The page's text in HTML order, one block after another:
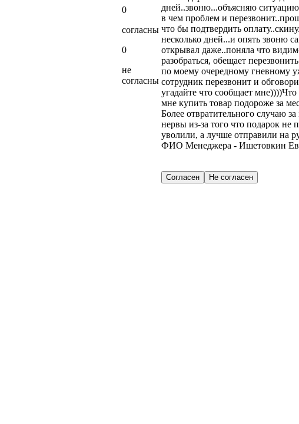
0
согласны
0
не
согласны
дней..звоню...объясняю
в чем проблем и
что бы подтвердить
несколько дней...и опять звоню
открывал даже..поняла что
разобраться, обещает
по моему очередному гневному
сотрудник перезвонит и
угадайте что сообщает
мне купить товар подороже за
Более отвратительного случаю
нервы из-за того что подарок не
уволили, а лучше отправили на
ФИО Менеджера - Ишетовкин